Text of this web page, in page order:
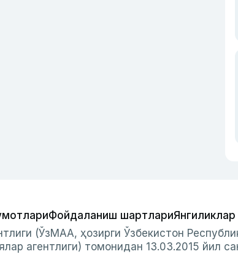
Фойдаланиш шартлариЯнгиликлар
(ЎзМАА, ҳозирги Ўзбекистон
агентлиги) томонидан 13.03.2015 йил